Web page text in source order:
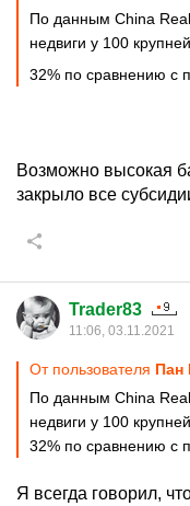
По данным China
недвиги у 100
32% по сравнению с
Возможно высокая
закрыло все
Trader83
11:06, 03.11.2021
От пользователя Пан
По данным China
недвиги у 100
32% по сравнению с
Я всегда говорил,